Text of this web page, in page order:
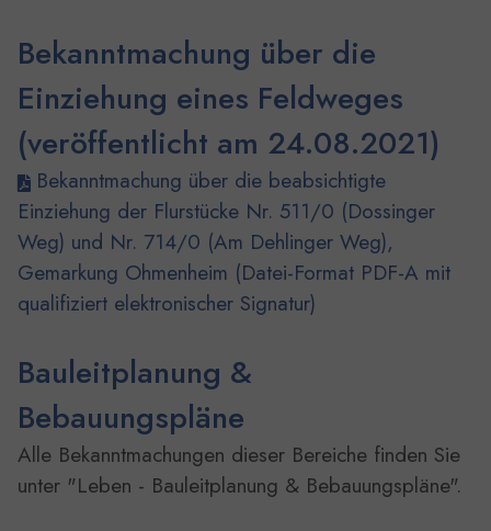
Bekanntmachung über die
Einziehung eines Feldweges
(veröffentlicht am 24.08.2021)
Bekanntmachung über die beabsichtigte
Einziehung der Flurstücke Nr. 511/0 (Dossinger
Weg) und Nr. 714/0 (Am Dehlinger Weg),
Gemarkung Ohmenheim (Datei-Format PDF-A mit
qualifiziert elektronischer Signatur)
Bauleitplanung &
Bebauungspläne
Alle Bekanntmachungen dieser Bereiche finden Sie
unter "Leben - Bauleitplanung & Bebauungspläne".